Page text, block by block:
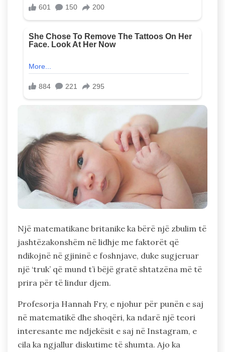
Një matematikane britanike ka bërë një zbulim të
jashtëzakonshëm në lidhje me faktorët që
ndikojnë në gjininë e foshnjave, duke sugjeruar
një ‘truk’ që mund t’i bëjë gratë shtatzëna më të
prira për të lindur djem.
Profesorja Hannah Fry, e njohur për punën e saj
në matematikë dhe shoqëri, ka ndarë një teori
interesante me ndjekësit e saj në Instagram, e
cila ka ngjallur diskutime të shumta. Ajo ka